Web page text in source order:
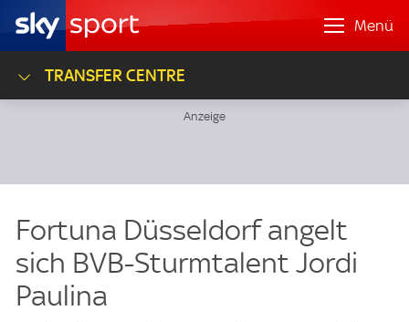
Menü
TRANSFER CENTRE
Fortuna Düsseldorf angelt
sich BVB-Sturmtalent Jordi
Paulina